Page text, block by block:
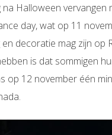
na Halloween
day, wat op 11
decoratie mag zijn op
is dat sommigen
op 12 november één